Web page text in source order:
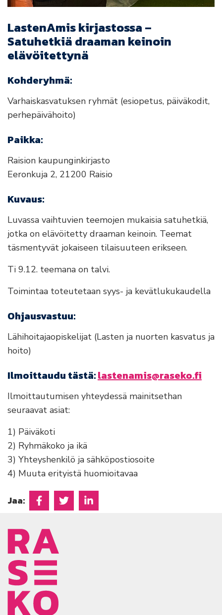
LastenAmis kirjastossa –
Satuhetkiä draaman keinoin
elävöitettynä
Kohderyhmä:
Varhaiskasvatuksen ryhmät (esiopetus, päiväkodit,
perhepäivähoito)
Paikka:
Raision kaupunginkirjasto
Eeronkuja 2, 21200 Raisio
Kuvaus:
Luvassa vaihtuvien teemojen mukaisia satuhetkiä,
jotka on elävöitetty draaman keinoin. Teemat
täsmentyvät jokaiseen tilaisuuteen erikseen.
Ti 9.12. teemana on talvi.
Toimintaa toteutetaan syys- ja kevätlukukaudella
Ohjausvastuu:
Lähihoitajaopiskelijat (Lasten ja nuorten kasvatus ja
hoito)
Ilmoittaudu tästä:lastenamis@raseko.fi
Ilmoittautumisen yhteydessä mainitsethan
seuraavat asiat:
1) Päiväkoti
2) Ryhmäkoko ja ikä
3) Yhteyshenkilö ja sähköpostiosoite
4) Muuta erityistä huomioitavaa
Jaa: Jaa Facebookissa
Jaa Twitterissä
Jaa Linkedinissä